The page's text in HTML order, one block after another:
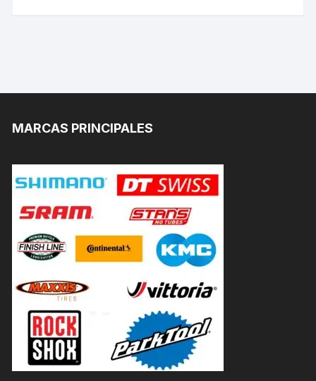
MARCAS PRINCIPALES